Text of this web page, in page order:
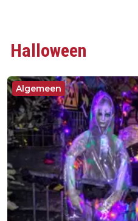
Halloween
Algemeen